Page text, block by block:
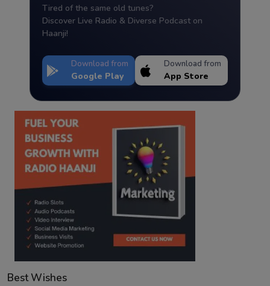
Tired of the same old tunes?
Discover Live Radio & Diverse Podcast on
Haanji!
Download from
Google Play
Download from
App Store
Best Wishes